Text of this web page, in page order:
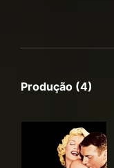
Produção (4)